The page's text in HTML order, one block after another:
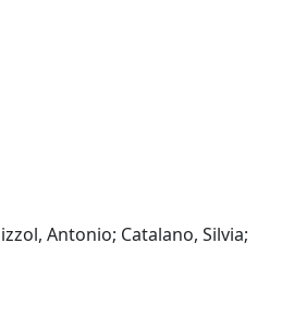
Antonio; Catalano, Silvia;